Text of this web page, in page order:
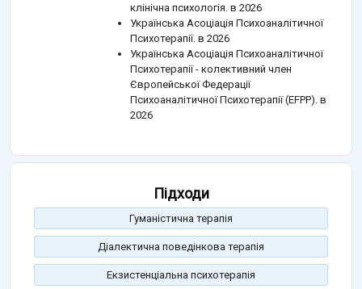
клінічна психологія. в 2026
Українська Асоціація Психоаналітичної
Психотерапії. в 2026
Українська Асоціація Психоаналітичної
Психотерапії - колективний член
Європейської Федерації
Психоаналітичної Психотерапії (EFPP). в
2026
Підходи
Гуманістична терапія
Діалектична поведінкова терапія
Екзистенціальна психотерапія